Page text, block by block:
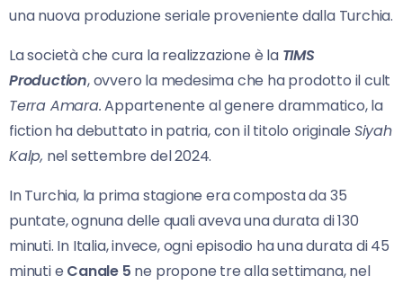
una nuova produzione seriale proveniente dalla Turchia.
La società che cura la realizzazione è la TIMS
Production, ovvero la medesima che ha prodotto il cult
Terra Amara.Appartenente al genere drammatico, la
fiction ha debuttato in patria, con il titolo originale Siyah
Kalp, nel settembre del 2024.
In Turchia, la prima stagione era composta da 35
puntate, ognuna delle quali aveva una durata di 130
minuti. In Italia, invece, ogni episodio ha una durata di 45
minuti e Canale 5 ne propone tre alla settimana, nel